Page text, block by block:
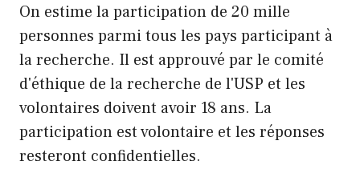
On estime la participation de 20 mille
personnes parmi tous les pays participant à
la recherche. Il est approuvé par le comité
d'éthique de la recherche de l'USP et les
volontaires doivent avoir 18 ans. La
participation est volontaire et les réponses
resteront confidentielles.